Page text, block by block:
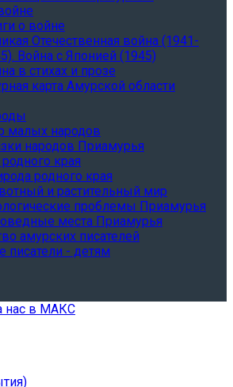
о войне
Отечественная война (1941-
Война с Японией (1945)
в стихах и прозе
карта Амурской области
малых народов
народов Приамурья
края
родного края
и растительный мир
проблемы Приамурья
места Приамурья
амурских писателей
писатели - детям
нас в МАКС